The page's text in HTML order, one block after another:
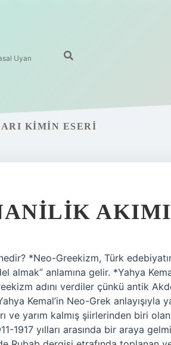
Uyarı
KIMIN ESERI
*Neo-Greekizm, Türk
almak” anlamına gelir. *Yahya
adını verdiler çünkü antik
Kemal’in Neo-Grek anlayışıyla
ve yarım kalmış şiirlerinden biri
1917 yılları arasında bir araya